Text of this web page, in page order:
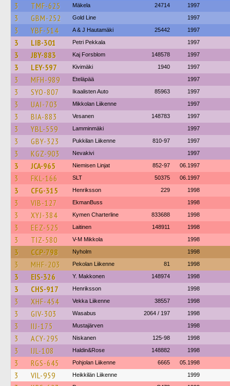
3 TMF-625 Mäkela 24714 1997
3 GBM-252 Gold Line 1997
3 YBF-514 A & J Hautamäki 25442 1997
3 LIB-301 Petri Pekkala 1997
3 JBY-883 Kaj Forsblom 148578 1997
3 LEY-597 Kivimäki 1940 1997
3 MFH-989 Eteläpää 1997
3 SYO-807 Ikaalisten Auto 85963 1997
3 UAI-703 Mikkolan Liikenne 1997
3 BIA-883 Vesanen 148783 1997
3 YBL-559 Lamminmäki 1997
3 GBY-323 Pukkilan Liikenne 810-97 1997
3 KGZ-903 Nevakivi 1997
3 JCA-965 Niemisen Linjat 852-97 06.1997
3 FKL-166 SLT 50375 06.1997
3 CFG-315 Henriksson 229 1998
3 VIB-127 EkmanBuss 1998
3 XYJ-384 Kymen Charterline 833688 1998
3 EEZ-525 Laitinen 148911 1998
3 TIZ-580 V-M Mikkola 1998
3 CCP-798 Nyholm 1998
3 MHF-203 Pekolan Liikenne 81 1998
3 EIS-326 Y. Makkonen 148974 1998
3 CHS-917 Henriksson 1998
3 XHF-454 Vekka Liikenne 38557 1998
3 GIV-303 Wasabus 2064 / 197 1998
3 IIJ-175 Mustajärven 1998
3 ACY-295 Niskanen 125-98 1998
3 IJL-108 Haldin&Rose 148882 1998
3 RGS-645 Pohjolan Liikenne 6665 05.1998
3 VIL-959 Heikkilän Liikenne 1999